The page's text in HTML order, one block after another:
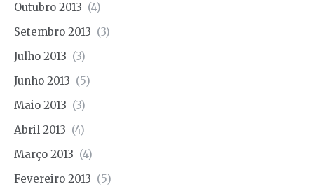
Outubro 2013 (4)
Setembro 2013 (3)
Julho 2013 (3)
Junho 2013 (5)
Maio 2013 (3)
Abril 2013 (4)
Março 2013 (4)
Fevereiro 2013 (5)